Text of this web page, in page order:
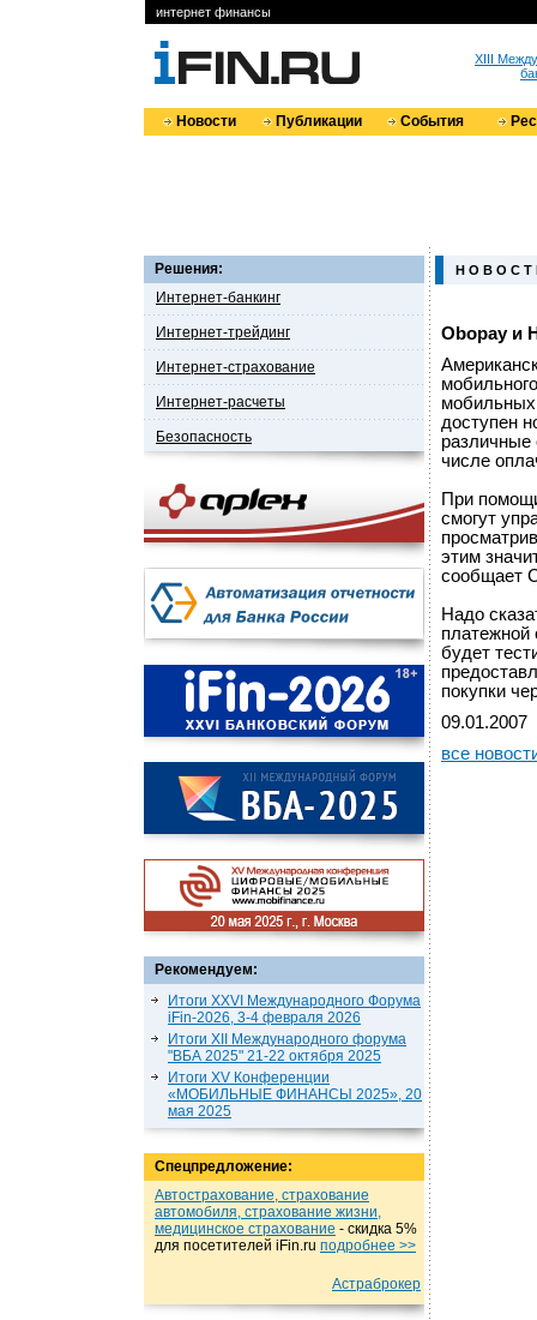
интернет финансы
XIII
Новости Публикации События
Решения:
Интернет-банкинг
Интернет-трейдинг
Интернет-страхование
Интернет-расчеты
Безопасность
Рекомендуем:
Итоги XXVI Международного Форума
iFin-2026, 3-4 февраля 2026
Итоги XII Международного форума
"ВБА 2025" 21-22 октября 2025
Итоги XV Конференции
«МОБИЛЬНЫЕ ФИНАНСЫ 2025», 20
мая 2025
Спецпредложение:
Автострахование, страхование
автомобиля, страхование жизни,
медицинское страхование - cкидка 5%
для посетителей iFin.ru подробнеe >>
Астраброкер
Н О В О С Т
Obopay и
мобильных
доступен
различные
числе
При
смогут
этим
сообщает
Надо
платежной
будет
покупки
09.01.2007
все